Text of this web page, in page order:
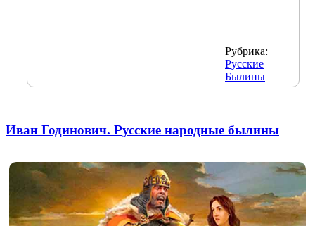
Рубрика:
Русские
Былины
Иван Годинович. Русские народные былины